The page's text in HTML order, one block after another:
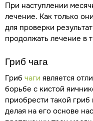
При наступлении
лечение. Как только
для проверки
продолжать лечение в
Гриб чага
Гриб чаги является
борьбе с кистой
приобрести такой
делая на его основе